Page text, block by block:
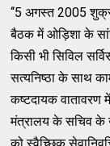
‘‘5 अगस्त 2005
बैठक में ओड़िशा के
किसी भी सिविल
सत्यनिष्ठा के साथ
कष्टदायक
मंत्रालय के सचिव के